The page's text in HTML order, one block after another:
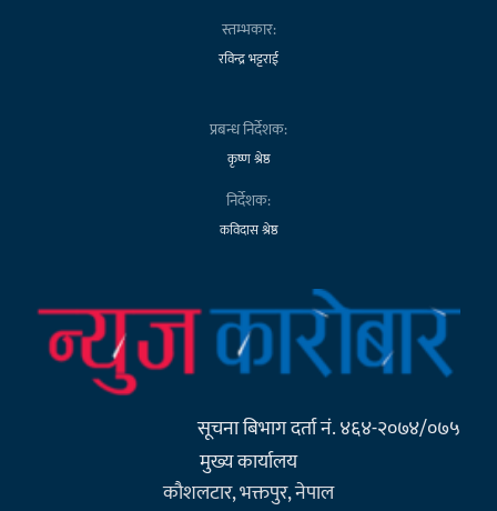
स्तम्भकार:
रविन्द्र भट्टराई
प्रबन्ध निर्देशक:
कृष्ण श्रेष्ठ
निर्देशक:
कविदास श्रेष्ठ
सूचना बिभाग दर्ता नं. ४६४-२०७४/०७५
मुख्य कार्यालय
कौशलटार, भक्तपुर, नेपाल